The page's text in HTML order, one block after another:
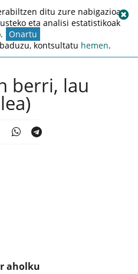
berri, lau
aholku
ditu zure nabigazioa
eta analisi estatistikoak
Onartu
kontsultatu hemen.